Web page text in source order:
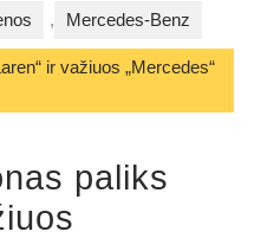
, Mercedes-Benz
ir važiuos „Mercedes“
paliks